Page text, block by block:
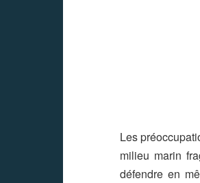
Les
milieu marin
défendre en